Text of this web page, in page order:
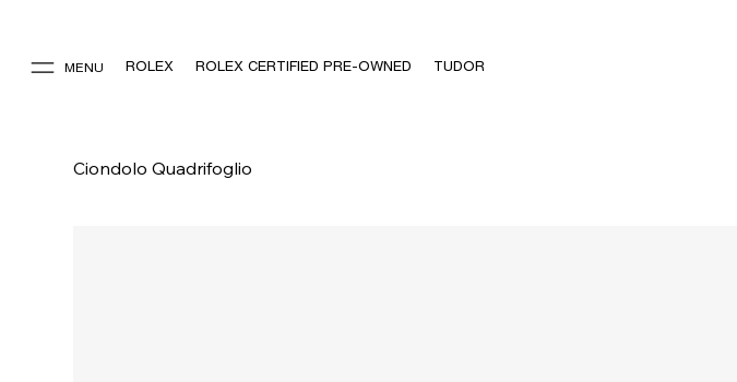
MENU ROLEX ROLEX CERTIFIED PRE-OWNED TUDOR
Ciondolo Quadrifoglio